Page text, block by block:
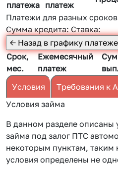
платежа платеж
Платежи для разных сроков
Сумма кредита:Ставка:
Срок,
мес.
Ежемесячный
платеж
Условия
Требования к
Условия займа
В данном разделе описаны
займа под залог ПТС
некоторым пунктам, таким
условия определены не